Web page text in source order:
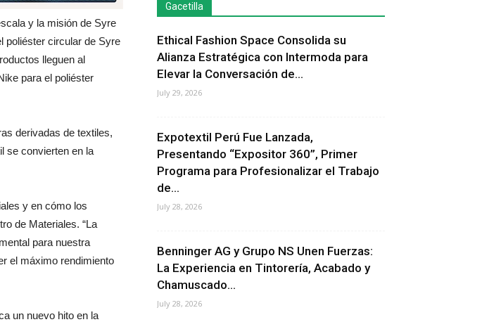
y la misión de Syre
poliéster circular de Syre
lleguen al
para el poliéster
derivadas de textiles,
se convierten en la
y en cómo los
de Materiales. “La
para nuestra
el máximo rendimiento
un nuevo hito en la
Gacetilla
Ethical Fashion Space Consolida su
Alianza Estratégica con Intermoda para
Elevar la Conversación de...
July 29, 2026
Expotextil Perú Fue Lanzada,
Presentando “Expositor 360”, Primer
Programa para Profesionalizar el Trabajo
de...
July 28, 2026
Benninger AG y Grupo NS Unen Fuerzas:
La Experiencia en Tintorería, Acabado y
Chamuscado...
July 28, 2026